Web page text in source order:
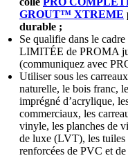
GROUT™ XTREME
durable ;
Se qualifie dans le
LIMITÉE de PROMA
(communiquez avec
Utiliser sous les
naturelle, le bois franc,
imprégné d’acrylique,
commerciaux, les
vinyle, les planches de
de luxe (LVT), les
renforcées de PVC et